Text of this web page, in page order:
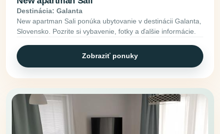
Destinácia: Galanta
New apartman Sali ponúka ubytovanie v destinácii Galanta,
Slovensko. Pozrite si vybavenie, fotky a ďalšie informácie.
Zobraziť ponuky